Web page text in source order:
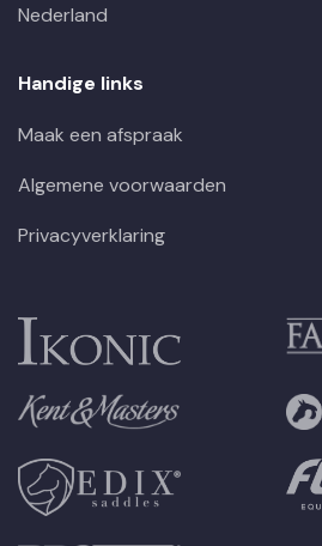
Nederland
Handige links
Maak een afspraak
Algemene voorwaarden
Privacyverklaring